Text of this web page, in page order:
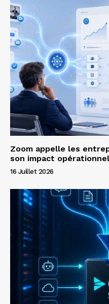
Zoom appelle les
son impact opérationnel
16 Juillet 2026